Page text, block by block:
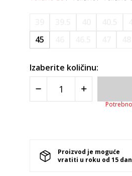
45
Izaberite količinu:
Proizvod je moguće
vratiti u roku od 15